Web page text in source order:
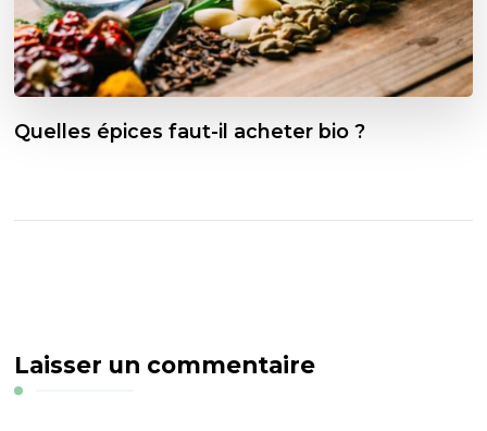
Quelles épices faut-il acheter bio ?
Laisser un commentaire